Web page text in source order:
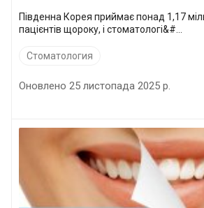
Південна Корея приймає понад 1,17
пацієнтів щороку, і стоматологі&#...
Стоматология
Оновлено 25 листопада 2025 р.